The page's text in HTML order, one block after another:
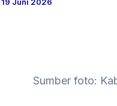
Sumber foto: